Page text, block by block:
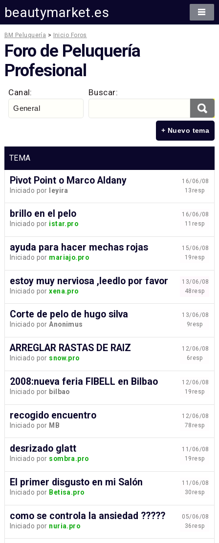
beautymarket.es
BM Peluquería > Inicio Foros
Foro de Peluquería
Profesional
Canal: Buscar:
+ Nuevo tema
TEMA
16/06/08
13resp
Pivot Point o Marco Aldany
Iniciado por leyira
16/06/08
11resp
brillo en el pelo
Iniciado por istar.pro
15/06/08
19resp
ayuda para hacer mechas rojas
Iniciado por mariajo.pro
13/06/08
48resp
estoy muy nerviosa ,leedlo por favor
Iniciado porxena.pro
13/06/08
9resp
Corte de pelo de hugo silva
Iniciado porAnonimus
12/06/08
6resp
ARREGLAR RASTAS DE RAIZ
Iniciado por snow.pro
12/06/08
19resp
2008:nueva feria FIBELL en Bilbao
Iniciado por bilbao
12/06/08
78resp
recogido encuentro
Iniciado por MB
11/06/08
19resp
desrizado glatt
Iniciado por sombra.pro
11/06/08
30resp
El primer disgusto en mi Salón
Iniciado por Betisa.pro
05/06/08
36resp
como se controla la ansiedad ?????
Iniciado por nuria.pro